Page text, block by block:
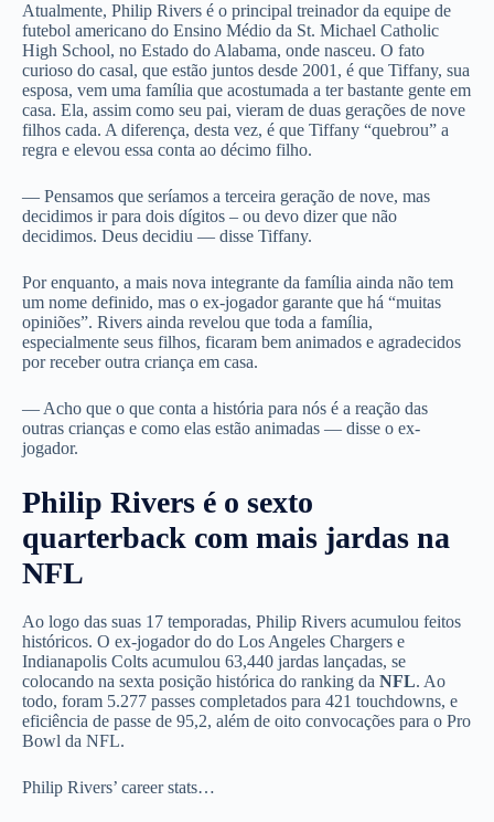
Atualmente, Philip Rivers é o principal treinador da equipe de
futebol americano do Ensino Médio da St. Michael Catholic
High School, no Estado do Alabama, onde nasceu. O fato
curioso do casal, que estão juntos desde 2001, é que Tiffany, sua
esposa, vem uma família que acostumada a ter bastante gente em
casa. Ela, assim como seu pai, vieram de duas gerações de nove
filhos cada. A diferença, desta vez, é que Tiffany “quebrou” a
regra e elevou essa conta ao décimo filho.
— Pensamos que seríamos a terceira geração de nove, mas
decidimos ir para dois dígitos – ou devo dizer que não
decidimos. Deus decidiu — disse Tiffany.
Por enquanto, a mais nova integrante da família ainda não tem
um nome definido, mas o ex-jogador garante que há “muitas
opiniões”. Rivers ainda revelou que toda a família,
especialmente seus filhos, ficaram bem animados e agradecidos
por receber outra criança em casa.
— Acho que o que conta a história para nós é a reação das
outras crianças e como elas estão animadas — disse o ex-
jogador.
Philip Rivers é o sexto
quarterback com mais jardas na
NFL
Ao logo das suas 17 temporadas, Philip Rivers acumulou feitos
históricos. O ex-jogador do do Los Angeles Chargers e
Indianapolis Colts acumulou 63,440 jardas lançadas, se
colocando na sexta posição histórica do ranking da NFL. Ao
todo, foram 5.277 passes completados para 421 touchdowns, e
eficiência de passe de 95,2, além de oito convocações para o Pro
Bowl da NFL.
Philip Rivers’ career stats…